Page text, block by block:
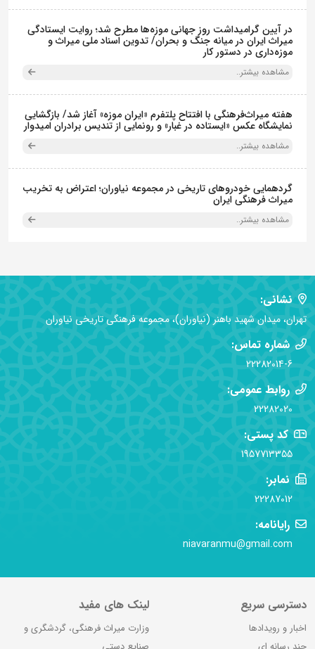
در آیین گرامیداشت روز جهانی موزه‌ها مطرح شد؛ روایت ایستادگی
میراث ایران در میانه جنگ و بحران/ تدوین اسناد ملی میراث و
موزه‌داری در دستور کار
مشاهده بیشتر..
هفته میراث‌فرهنگی با افتتاح پلتفرم «ایران موزه» آغاز شد/ بازگشایی
نمایشگاه عکس «ایستاده در غبار» و رونمایی از تندیس برادران امیدوار
مشاهده بیشتر..
گردهمایی خودروهای تاریخی در مجموعه نیاوران؛ اعتراض به تخریب
میراث فرهنگی ایران
مشاهده بیشتر..
نشانی:
تهران، میدان شهید باهنر (نیاوران)، مجموعه فرهنگی تاریخی نیاوران
شماره تماس:
22282014-6
روابط عمومی:
22282020
کد پستی:
1957713355
نمابر:
22287012
رایانامه:
niavaranmu@gmail.com
دسترسی سریع
اخبار و رویدادها
لینک های مفید
وزارت میراث فرهنگی، گردشگری و